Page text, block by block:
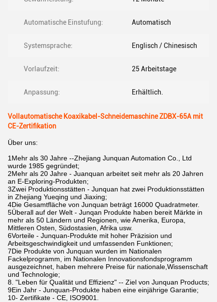
Automatische Einstufung: Automatisch
Systemsprache: Englisch / Chinesisch
Vorlaufzeit: 25 Arbeitstage
Anpassung: Erhältlich.
Vollautomatische Koaxikabel-Schneidemaschine ZDBX-65A mit
CE-Zertifikation
Über uns:
1Mehr als 30 Jahre --Zhejiang Junquan Automation Co., Ltd
wurde 1985 gegründet;
2Mehr als 20 Jahre - Juanquan arbeitet seit mehr als 20 Jahren
an E-Exploring-Produkten;
3Zwei Produktionsstätten - Junquan hat zwei Produktionsstätten
in Zhejiang Yueqing und Jiaxing;
4Die Gesamtfläche von Junquan beträgt 16000 Quadratmeter.
5Überall auf der Welt - Junqan Produkte haben bereit Märkte in
mehr als 50 Ländern und Regionen, wie Amerika, Europa,
Mittleren Osten, Südostasien, Afrika usw.
6Vorteile - Junquan-Produkte mit hoher Präzision und
Arbeitsgeschwindigkeit und umfassenden Funktionen;
7Die Produkte von Junquan wurden im Nationalen
Fackelprogramm, im Nationalen Innovationsfondsprogramm
ausgezeichnet, haben mehrere Preise für nationale,Wissenschaft
und Technologie;
8. "Leben für Qualität und Effizienz" -- Ziel von Junquan Products;
9Ein Jahr - Junquan-Produkte haben eine einjährige Garantie;
10- Zertifikate - CE, ISO9001.